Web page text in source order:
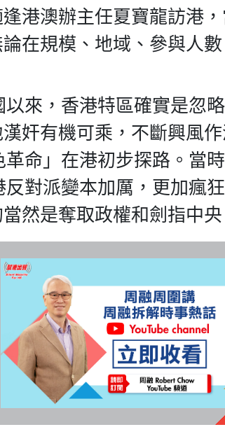
港澳辦主任夏寶龍訪港
在規模、地域、參與人
來，香港特區確實是忽
奸有機可乘，不斷興風作
命」在港初步探路。當
對派變本加厲，更加瘋
然是奪取政權和劍指中央